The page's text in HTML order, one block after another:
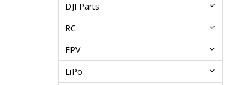
DJI Parts
RC
FPV
LiPo